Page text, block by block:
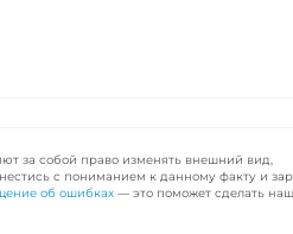
за собой право изменять внешний вид,
с пониманием к данному факту и
об ошибках — это поможет сделать